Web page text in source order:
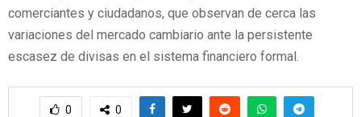
comerciantes y ciudadanos, que observan de cerca las
variaciones del mercado cambiario ante la persistente
escasez de divisas en el sistema financiero formal.
0 0